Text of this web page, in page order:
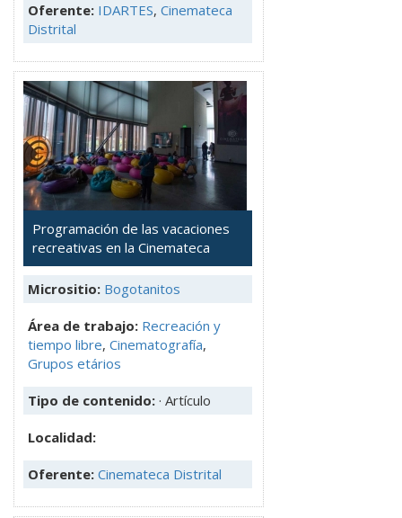
Oferente: IDARTES, Cinemateca
Distrital
Programación de las vacaciones
recreativas en la Cinemateca
Micrositio: Bogotanitos
Área de trabajo: Recreación y
tiempo libre, Cinematografía,
Grupos etários
Tipo de contenido: · Artículo
Localidad:
Oferente: Cinemateca Distrital